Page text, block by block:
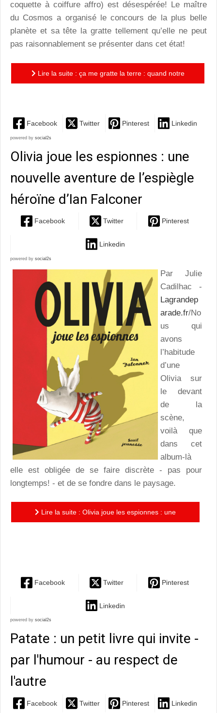
coquette à coiffure affro) est désespérée! Le maître
du Cosmos a organisé le concours de la plus belle
planète et sa tête la gratte tellement qu’elle ne peut
pas raisonnablement se présenter dans cet état!
Lire la suite : ça me gratte la terre : quand notre
Facebook Twitter Pinterest Linkedin
powered by social2s
Olivia joue les espionnes : une
nouvelle aventure de l’espiègle
héroïne d’Ian Falconer
Facebook Twitter Pinterest
Linkedin
powered by social2s
Par Julie
Cadilhac -
Lagrandep
arade.fr/No
us qui
avons
l’habitude
d’une
Olivia sur
le devant
de la
scène,
voilà que
dans cet
album-là
elle est obligée de se faire discrète - pas pour
longtemps! - et de se fondre dans le paysage.
Lire la suite : Olivia joue les espionnes : une
Facebook Twitter Pinterest
Linkedin
powered by social2s
Patate : un petit livre qui invite -
par l'humour - au respect de
l'autre
Facebook Twitter Pinterest Linkedin